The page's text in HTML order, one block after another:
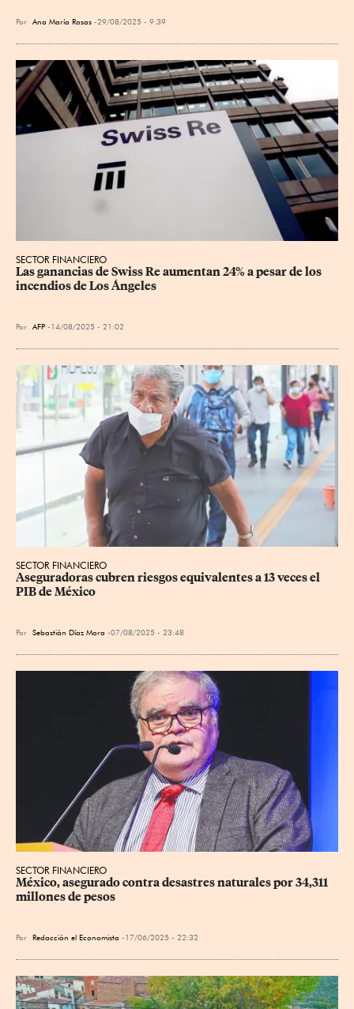
Por Ana María Rosas 29/08/2025 - 9:39
SECTOR FINANCIERO
Las ganancias de Swiss Re aumentan 24% a pesar de los
incendios de Los Ángeles
Por AFP 14/08/2025 - 21:02
SECTOR FINANCIERO
Aseguradoras cubren riesgos equivalentes a 13 veces el
PIB de México
Por Sebastián Díaz Mora 07/08/2025 - 23:48
SECTOR FINANCIERO
México, asegurado contra desastres naturales por 34,311
millones de pesos
Por Redacción el Economista 17/06/2025 - 22:32